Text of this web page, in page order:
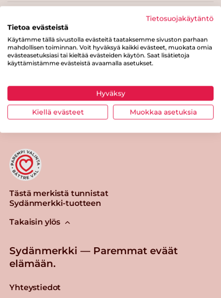
Proteiinia
Suolaa 0.2 g
Tulosta sivu Jaa tuote
Tästä merkistä tunnistat
Sydänmerkki-tuotteen
Takaisin ylös
Sydänmerkki — Paremmat eväät
elämään.
Yhteystiedot
Tietosuojakäytäntö
Tietoa evästeistä
Käytämme tällä sivustolla evästeitä taataksemme sivuston parhaan
mahdollisen toiminnan. Voit hyväksyä kaikki evästeet, muokata omia
evästeasetuksiasi tai kieltää evästeiden käytön. Saat lisätietoja
käyttämistämme evästeistä avaamalla asetukset.
Hyväksy
Kiellä evästeet Muokkaa asetuksia